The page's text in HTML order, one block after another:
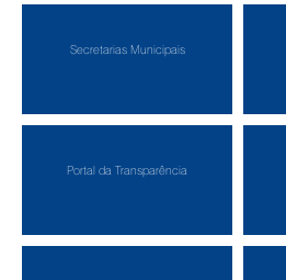
Secretarias Municipais
Portal da Transparência